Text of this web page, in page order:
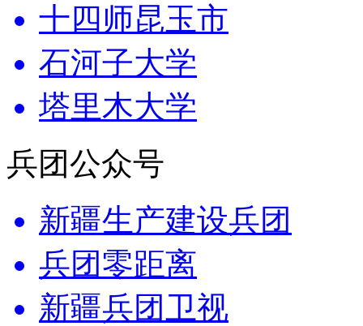
十四师昆玉市
石河子大学
塔里木大学
兵团公众号
新疆生产建设兵团
兵团零距离
新疆兵团卫视